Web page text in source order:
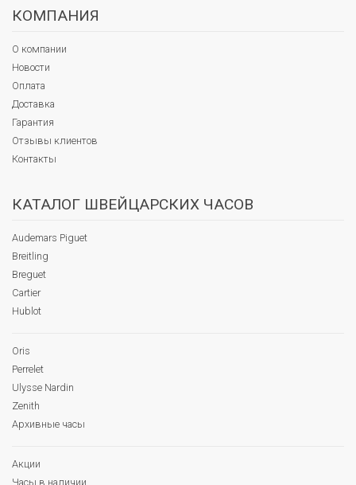
КОМПАНИЯ
О компании
Новости
Оплата
Доставка
Гарантия
Отзывы клиентов
Контакты
КАТАЛОГ ШВЕЙЦАРСКИХ ЧАСОВ
Audemars Piguet
Breitling
Breguet
Cartier
Hublot
Oris
Perrelet
Ulysse Nardin
Zenith
Архивные часы
Акции
Часы в наличии